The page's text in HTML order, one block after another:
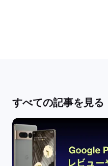
すべての記事を見る